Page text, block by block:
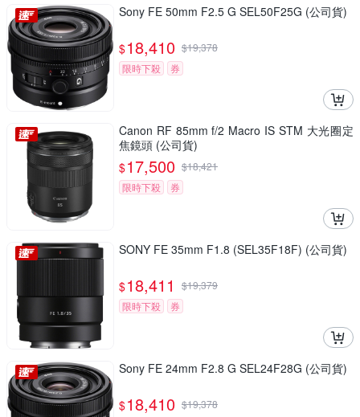
Sony FE 50mm F2.5 G SEL50F25G (公司貨)
$18,410 $19,378
限時下殺
券
Canon RF 85mm f/2 Macro IS STM 大光圈定
焦鏡頭 (公司貨)
$17,500 $18,421
限時下殺
券
SONY FE 35mm F1.8 (SEL35F18F) (公司貨)
$18,411 $19,379
限時下殺
券
Sony FE 24mm F2.8 G SEL24F28G (公司貨)
$18,410 $19,378